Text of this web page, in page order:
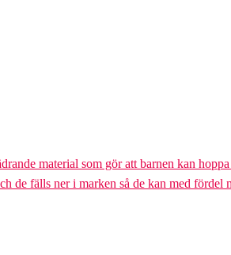
material som gör att barnen kan
de fälls ner i marken så de kan med